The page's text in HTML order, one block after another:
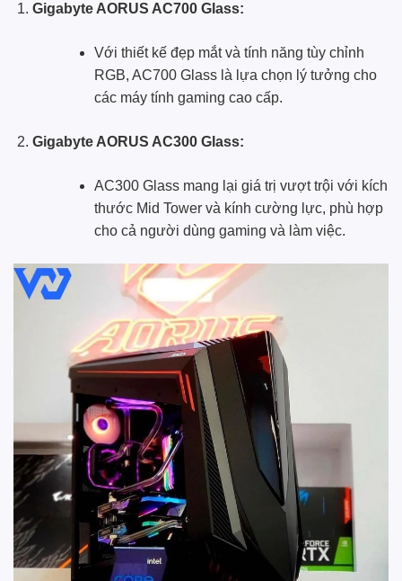
Gigabyte AORUS AC700 Glass:
Với thiết kế đẹp mắt và tính năng tùy chỉnh
RGB, AC700 Glass là lựa chọn lý tưởng cho
các máy tính gaming cao cấp.
Gigabyte AORUS AC300 Glass:
AC300 Glass mang lại giá trị vượt trội với kích
thước Mid Tower và kính cường lực, phù hợp
cho cả người dùng gaming và làm việc.